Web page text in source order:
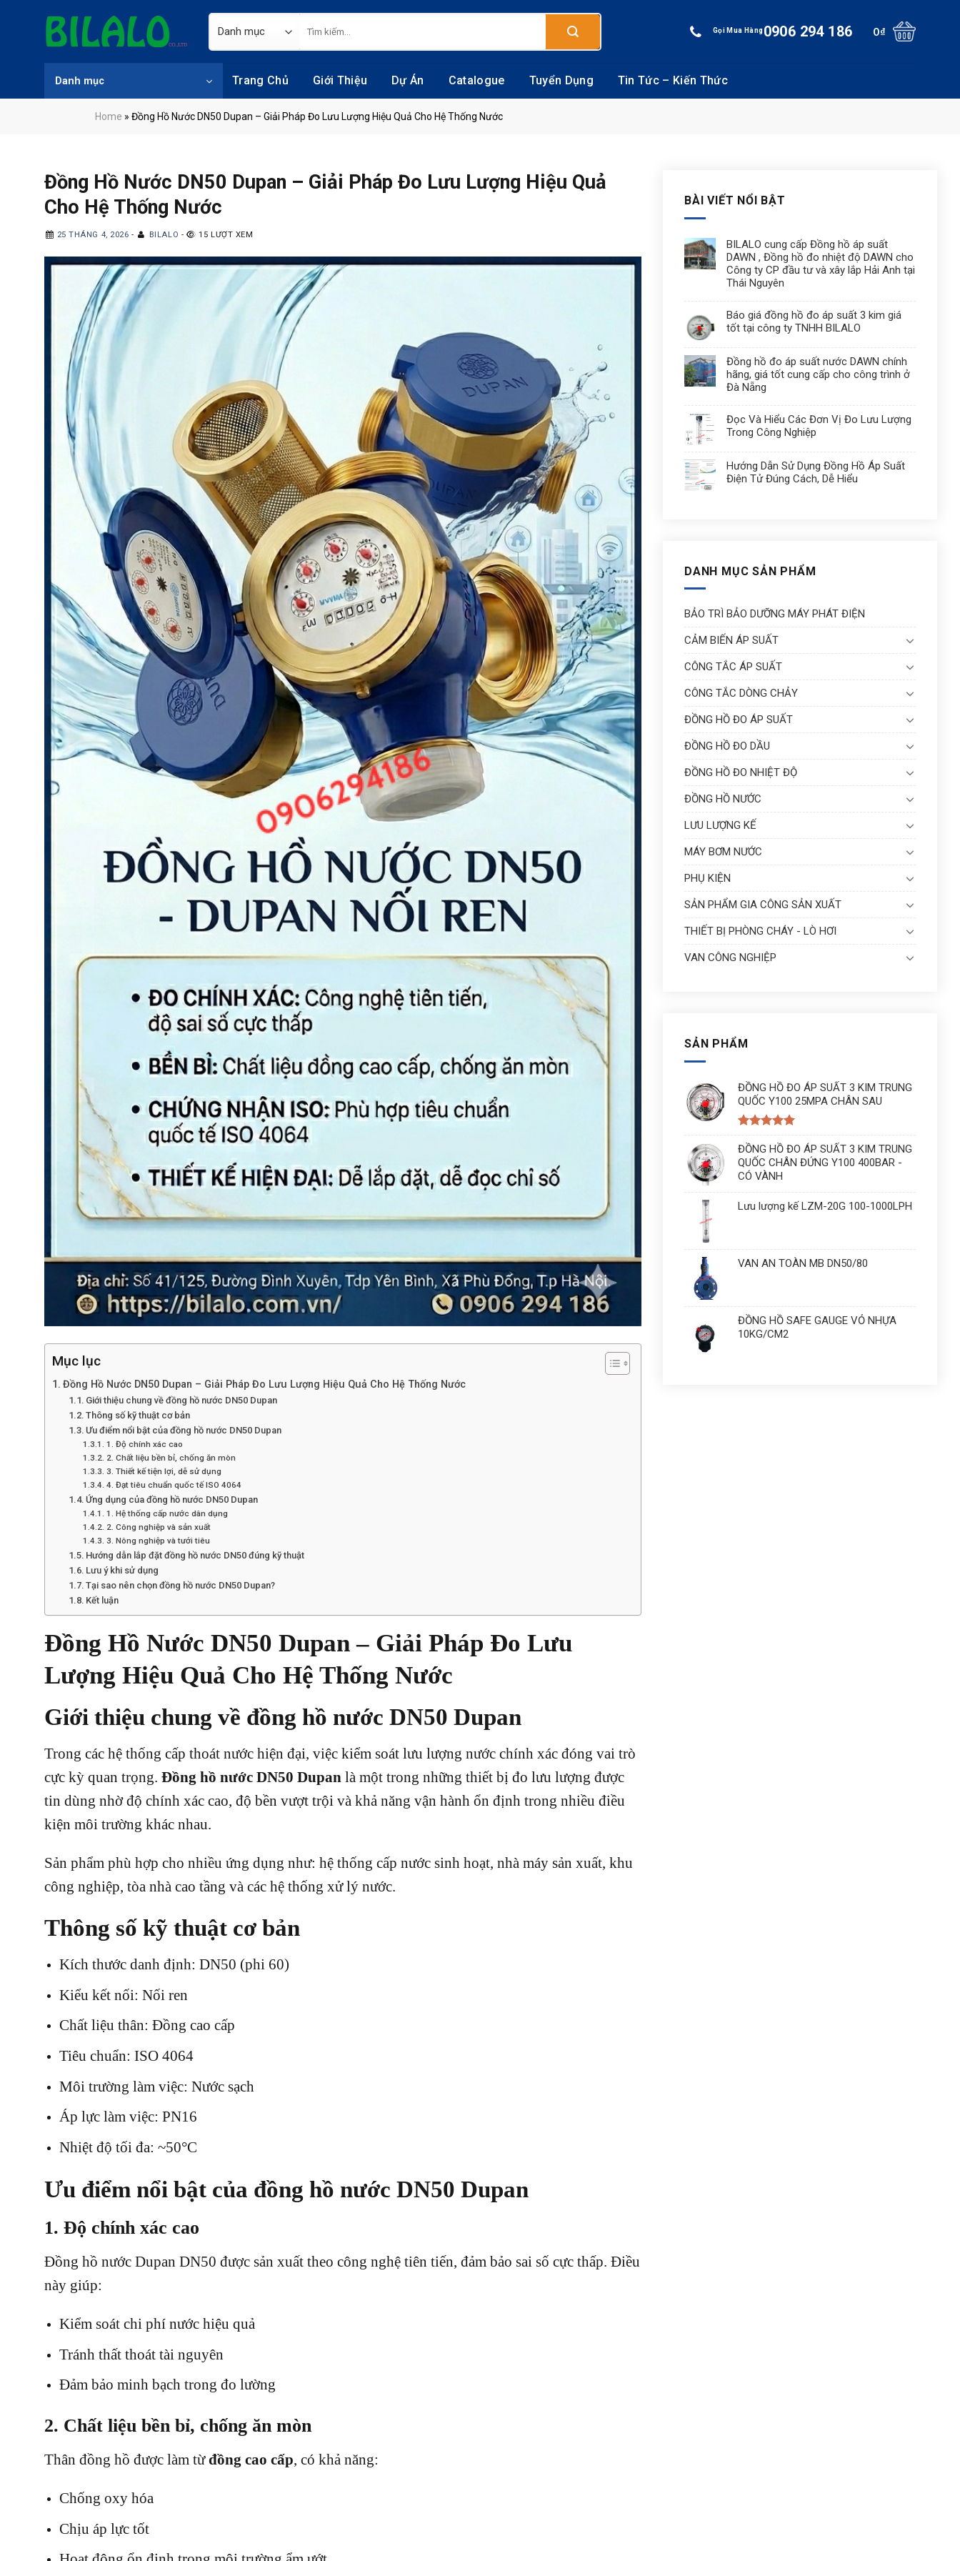
kiếm:
Gọi Mua Hàng0906 294 186 0₫
Danh mục Trang Chủ Giới Thiệu Dự Án Catalogue Tuyển Dụng Tin Tức – Kiến Thức
Home » Đồng Hồ Nước DN50 Dupan – Giải Pháp Đo Lưu Lượng Hiệu Quả Cho Hệ Thống Nước
Đồng Hồ Nước DN50 Dupan – Giải Pháp Đo Lưu Lượng Hiệu Quả
Cho Hệ Thống Nước
25 THÁNG 4, 2026 - BILALO - 15 LƯỢT XEM
Mục lục
Đồng Hồ Nước DN50 Dupan – Giải Pháp Đo Lưu Lượng Hiệu Quả Cho Hệ Thống Nước
Giới thiệu chung về đồng hồ nước DN50 Dupan
Thông số kỹ thuật cơ bản
Ưu điểm nổi bật của đồng hồ nước DN50 Dupan
1. Độ chính xác cao
2. Chất liệu bền bỉ, chống ăn mòn
3. Thiết kế tiện lợi, dễ sử dụng
4. Đạt tiêu chuẩn quốc tế ISO 4064
Ứng dụng của đồng hồ nước DN50 Dupan
1. Hệ thống cấp nước dân dụng
2. Công nghiệp và sản xuất
3. Nông nghiệp và tưới tiêu
Hướng dẫn lắp đặt đồng hồ nước DN50 đúng kỹ thuật
Lưu ý khi sử dụng
Tại sao nên chọn đồng hồ nước DN50 Dupan?
Kết luận
Đồng Hồ Nước DN50 Dupan – Giải Pháp Đo Lưu
Lượng Hiệu Quả Cho Hệ Thống Nước
Giới thiệu chung về đồng hồ nước DN50 Dupan
Trong các hệ thống cấp thoát nước hiện đại, việc kiểm soát lưu lượng nước chính xác đóng vai trò
cực kỳ quan trọng. Đồng hồ nước DN50 Dupan là một trong những thiết bị đo lưu lượng được
tin dùng nhờ độ chính xác cao, độ bền vượt trội và khả năng vận hành ổn định trong nhiều điều
kiện môi trường khác nhau.
Sản phẩm phù hợp cho nhiều ứng dụng như: hệ thống cấp nước sinh hoạt, nhà máy sản xuất, khu
công nghiệp, tòa nhà cao tầng và các hệ thống xử lý nước.
Thông số kỹ thuật cơ bản
Kích thước danh định: DN50 (phi 60)
Kiểu kết nối: Nối ren
Chất liệu thân: Đồng cao cấp
Tiêu chuẩn: ISO 4064
Môi trường làm việc: Nước sạch
Áp lực làm việc: PN16
Nhiệt độ tối đa: ~50°C
Ưu điểm nổi bật của đồng hồ nước DN50 Dupan
1. Độ chính xác cao
Đồng hồ nước Dupan DN50 được sản xuất theo công nghệ tiên tiến, đảm bảo sai số cực thấp. Điều
này giúp:
Kiểm soát chi phí nước hiệu quả
Tránh thất thoát tài nguyên
Đảm bảo minh bạch trong đo lường
2. Chất liệu bền bỉ, chống ăn mòn
Thân đồng hồ được làm từđồng cao cấp, có khả năng:
Chống oxy hóa
Chịu áp lực tốt
BÀI VIẾT NỔI BẬT
BILALO cung cấp Đồng hồ áp suất
DAWN , Đồng hồ đo nhiệt độ DAWN cho
Công ty CP đầu tư và xây lắp Hải Anh tại
Thái Nguyên
Báo giá đồng hồ đo áp suất 3 kim giá
tốt tại công ty TNHH BILALO
Đồng hồ đo áp suất nước DAWN chính
hãng, giá tốt cung cấp cho công trình ở
Đà Nẵng
Đọc Và Hiểu Các Đơn Vị Đo Lưu Lượng
Trong Công Nghiệp
Hướng Dẫn Sử Dụng Đồng Hồ Áp Suất
Điện Tử Đúng Cách, Dễ Hiểu
DANH MỤC SẢN PHẨM
BẢO TRÌ BẢO DƯỠNG MÁY PHÁT ĐIỆN
CẢM BIẾN ÁP SUẤT
CÔNG TẮC ÁP SUẤT
CÔNG TẮC DÒNG CHẢY
ĐỒNG HỒ ĐO ÁP SUẤT
ĐỒNG HỒ ĐO DẦU
ĐỒNG HỒ ĐO NHIỆT ĐỘ
ĐỒNG HỒ NƯỚC
LƯU LƯỢNG KẾ
MÁY BƠM NƯỚC
PHỤ KIỆN
SẢN PHẨM GIA CÔNG SẢN XUẤT
THIẾT BỊ PHÒNG CHÁY - LÒ HƠI
VAN CÔNG NGHIỆP
SẢN PHẨM
ĐỒNG HỒ ĐO ÁP SUẤT 3 KIM TRUNG
QUỐC Y100 25MPA CHÂN SAU
Được xếp
hạng 55
sao
ĐỒNG HỒ ĐO ÁP SUẤT 3 KIM TRUNG
QUỐC CHÂN ĐỨNG Y100 400BAR -
CÓ VÀNH
Lưu lượng kế LZM-20G 100-1000LPH
VAN AN TOÀN MB DN50/80
ĐỒNG HỒ SAFE GAUGE VỎ NHỰA
10KG/CM2